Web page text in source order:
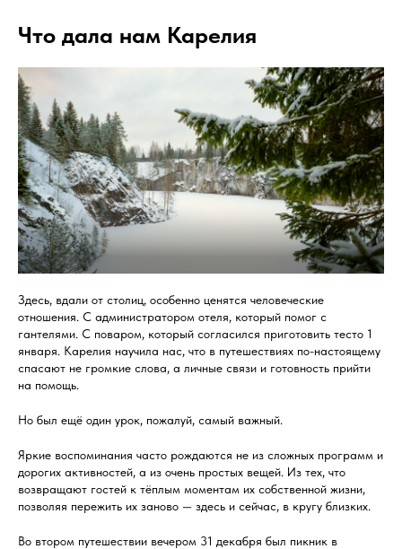
Что дала нам Карелия
Здесь, вдали от столиц, особенно ценятся человеческие
отношения. С администратором отеля, который помог с
гантелями. С поваром, который согласился приготовить тесто 1
января. Карелия научила нас, что в путешествиях по-настоящему
спасают не громкие слова, а личные связи и готовность прийти
на помощь.
Но был ещё один урок, пожалуй, самый важный.
Яркие воспоминания часто рождаются не из сложных программ и
дорогих активностей, а из очень простых вещей. Из тех, что
возвращают гостей к тёплым моментам их собственной жизни,
позволяя пережить их заново — здесь и сейчас, в кругу близких.
Во втором путешествии вечером 31 декабря был пикник в